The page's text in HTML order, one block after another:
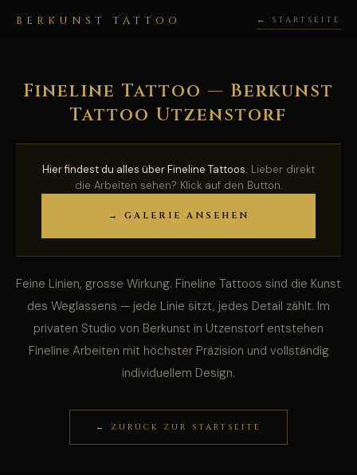
BERKUNST TATTOO ← STARTSEITE
Fineline Tattoo — Berkunst
Tattoo Utzenstorf
Hier findest du alles über Fineline Tattoos. Lieber direkt
die Arbeiten sehen? Klick auf den Button.
→ GALERIE ANSEHEN
Feine Linien, grosse Wirkung. Fineline Tattoos sind die Kunst
des Weglassens — jede Linie sitzt, jedes Detail zählt. Im
privaten Studio von Berkunst in Utzenstorf entstehen
Fineline Arbeiten mit höchster Präzision und vollständig
individuellem Design.
← ZURÜCK ZUR STARTSEITE